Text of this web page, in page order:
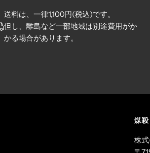
送料は、一律1,100円(税込)です。
但し、離島など一部地域は別途費用がか
かる場合があります。
煤
株